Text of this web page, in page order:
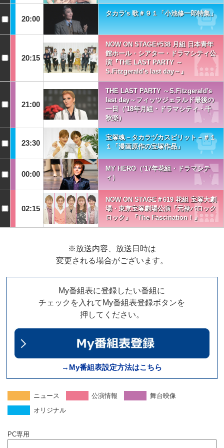
20:00
タカラ's 歌＃９１「小池修一郎特集」
20:15
NOW ON STAGE#538 月組 日本青年
館ホール・シアター・ドラマシティ公
演『THE LAST PARTY ～
S.Fitzgerald's last day～』
21:00
THE LAST PARTY ～S.Fitzgerald's
last day～フィッツジェラルド最後の
一日（'18年月組・ドラマシティ・千
秋楽）
23:30
宝塚魂－タカラヅカスピリット－＃１
１「漫画原作の宝塚作品」
00:00
MY HERO（’17年花組・ドラマシテ
ィ）
02:15
NOW ON STAGE＃619 花組 宝塚大劇
場・東京宝塚劇場公演『元禄バロック
ロック』『The Fascination！』
※放送内容、放送日時は
変更される場合がございます。
My番組表に登録したい番組に
チェックを入れてMy番組表登録ボタンを
押してください。
→My番組表設定方法はこちら
ニュース 公演情報
舞台映像
オリジナル
PC専用